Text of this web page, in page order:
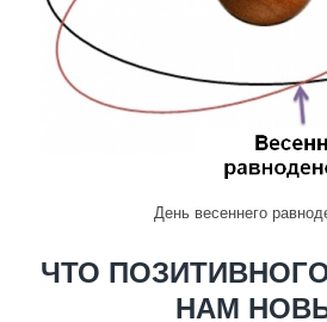
День весеннего
ЧТО
НАМ